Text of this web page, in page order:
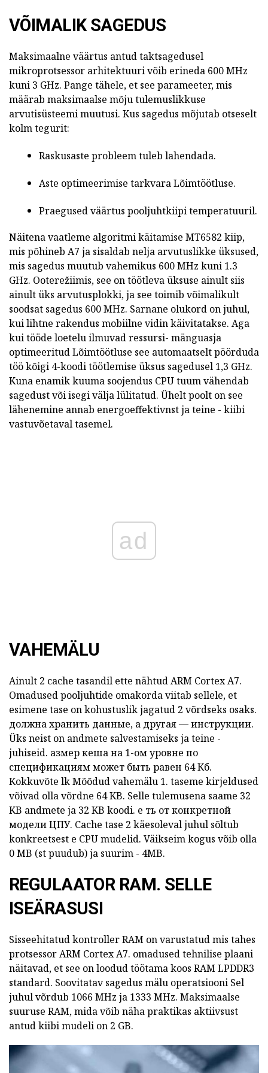
VÕIMALIK SAGEDUS
Maksimaalne väärtus antud taktsagedusel
mikroprotsessor arhitektuuri võib erineda 600 MHz
kuni 3 GHz. Pange tähele, et see parameeter, mis
määrab maksimaalse mõju tulemuslikkuse
arvutisüsteemi muutusi. Kus sagedus mõjutab otseselt
kolm tegurit:
Raskusaste probleem tuleb lahendada.
Aste optimeerimise tarkvara Lõimtöötluse.
Praegused väärtus pooljuhtkiipi temperatuuril.
Näitena vaatleme algoritmi käitamise MT6582 kiip,
mis põhineb A7 ja sisaldab nelja arvutuslikke üksused,
mis sagedus muutub vahemikus 600 MHz kuni 1.3
GHz. Ooterežiimis, see on töötleva üksuse ainult siis
ainult üks arvutusplokki, ja see toimib võimalikult
soodsat sagedus 600 MHz. Sarnane olukord on juhul,
kui lihtne rakendus mobiilne vidin käivitatakse. Aga
kui tööde loetelu ilmuvad ressursi- mänguasja
optimeeritud Lõimtöötluse see automaatselt pöörduda
töö kõigi 4-koodi töötlemise üksus sagedusel 1,3 GHz.
Kuna enamik kuuma soojendus CPU tuum vähendab
sagedust või isegi välja lülitatud. Ühelt poolt on see
lähenemine annab energoeffektivnst ja teine - kiibi
vastuvõetaval tasemel.
ad
VAHEMÄLU
Ainult 2 cache tasandil ette nähtud ARM Cortex A7.
Omadused pooljuhtide omakorda viitab sellele, et
esimene tase on kohustuslik jagatud 2 võrdseks osaks.
должна хранить данные, а другая — инструкции.
Üks neist on andmete salvestamiseks ja teine -
juhiseid. азмеркеша на 1-ом уровне по
спецификациям может быть равен 64Кб.
Kokkuvõte lkMõõdudvahemälu 1. taseme kirjeldused
võivad olla võrdne 64KB. Selle tulemusena saame 32
KB andmete ja 32 KB koodi. е ть от конкретной
модели ЦПУ. Cache tase 2 käesoleval juhul sõltub
konkreetsest e CPU mudelid. Väikseim kogus võib olla
0 MB (st puudub) ja suurim - 4MB.
REGULAATOR RAM. SELLE
ISEÄRASUSI
Sisseehitatud kontroller RAM on varustatud mis tahes
protsessor ARM Cortex A7. omadusedtehnilise plaani
näitavad, et see on loodud töötama koos RAM LPDDR3
standard. Soovitatav sagedus mälu operatsiooni Sel
juhul võrdub 1066 MHz ja 1333 MHz. Maksimaalse
suuruse RAM, mida võib näha praktikas aktiivsust
antud kiibi mudeli on 2 GB.